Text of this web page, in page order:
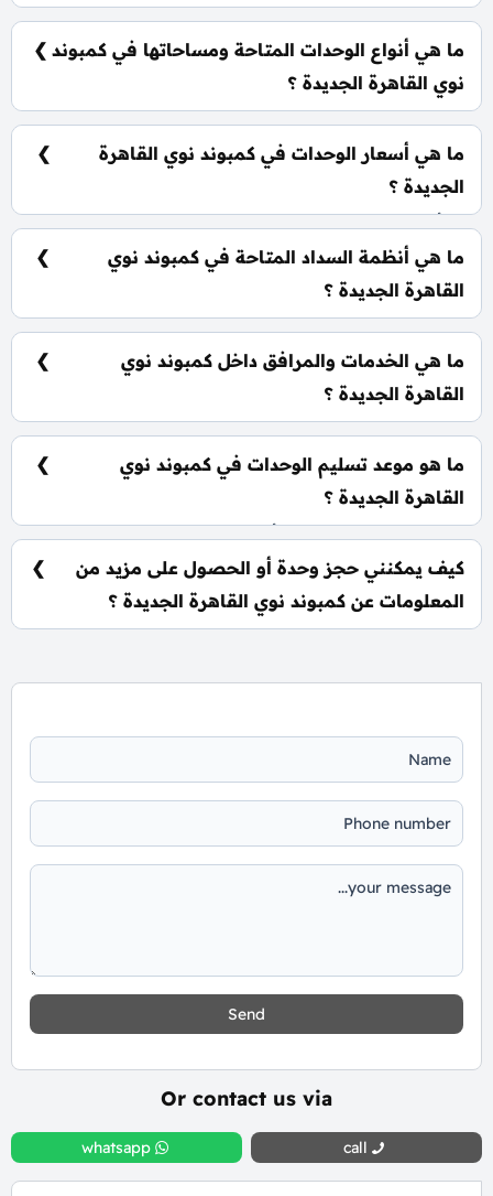
يقع كمبوند نوي القاهرة الجديدة في قلب منطقة الجولدن
سكوير بالتجمع الخامس.
ما هي أنواع الوحدات المتاحة ومساحاتها في كمبوند
نوي القاهرة الجديدة ؟
يضم الكمبوند مجموعة متنوعة من الوحدات السكنية،
تشمل: ستوديو فندقي: تبدأ من 61 متر²
ما هي أسعار الوحدات في كمبوند نوي القاهرة
الجديدة ؟
تبدأ الأسعار من 7,990,000 جنيه وتختلف حسب نوع
الوحدة والمساحة، كما أن الأسعار قابلة للتغيير حسب
تطورات السوق.
ما هي أنظمة السداد المتاحة في كمبوند نوي
القاهرة الجديدة ؟
يمكنك حجز وحدتك بدفع مقدم 5% فقط، كما يتم تقسيط
الباقي على فترة تصل إلي 10 سنوات بدون أي فوائد.
ما هي الخدمات والمرافق داخل كمبوند نوي
القاهرة الجديدة ؟
يشمل الكمبوند مساحات خضراء واسعة، بحيرات صناعية،
نادي اجتماعي، مناطق ترفيهية للأطفال، حمامات سباحة،
ومناطق تجارية.
ما هو موعد تسليم الوحدات في كمبوند نوي
القاهرة الجديدة ؟
يتم تسليم الوحدات خلال أربع سنوات من تاريخ التعاقد، مع
إمكانية التسليم نصف تشطيب أو تشطيب كامل حسب
رغبة العميل.
كيف يمكنني حجز وحدة أو الحصول على مزيد من
المعلومات عن كمبوند نوي القاهرة الجديدة ؟
Send
Or contact us via
call
whatsapp